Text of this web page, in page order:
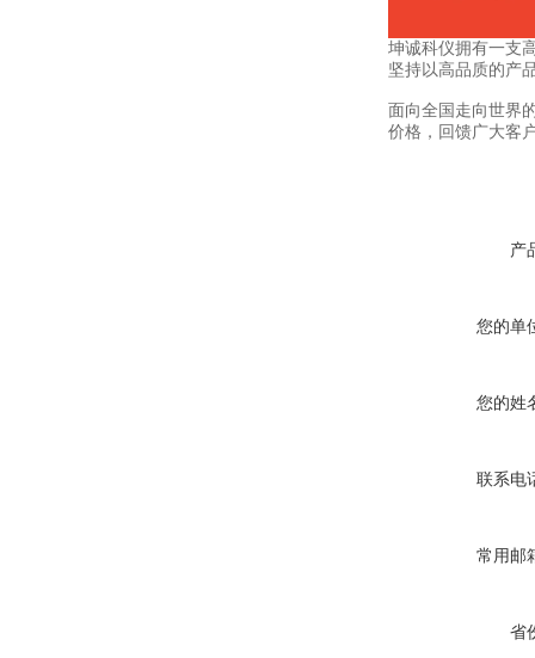
坤诚科仪拥有一支
坚持以高品质的产
面向全国走向世界
价格，回馈广大客
产
您的单
您的姓
联系电
常用邮
省